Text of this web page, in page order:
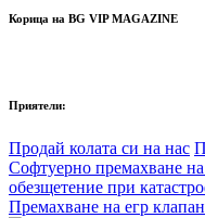
Корица на BG VIP MAGAZINE
Приятели:
Продай колата си на нас
Софтуерно премахване
обезщетение при
Премахване на егр клапан